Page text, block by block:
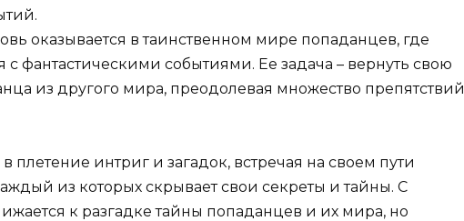
оказывается в таинственном мире попаданцев, где
с фантастическими событиями. Ее задача – вернуть свою
из другого мира, преодолевая множество препятствий
плетение интриг и загадок, встречая на своем пути
из которых скрывает свои секреты и тайны. С
к разгадке тайны попаданцев и их мира, но